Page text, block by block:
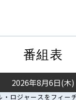
番組表